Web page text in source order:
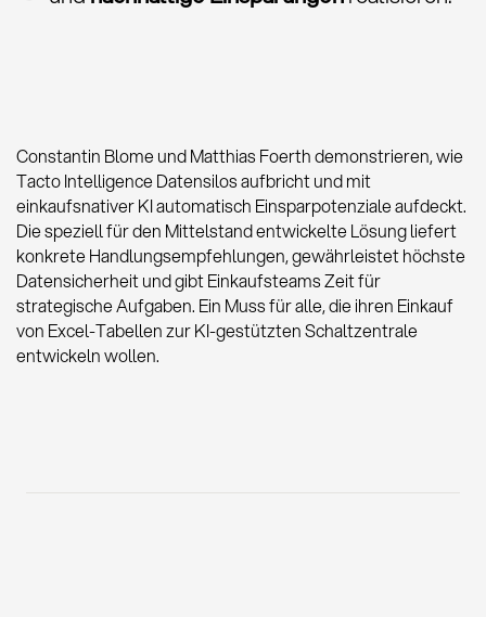
Constantin Blome und Matthias Foerth demonstrieren, wie
Tacto Intelligence Datensilos aufbricht und mit
einkaufsnativer KI automatisch Einsparpotenziale aufdeckt.
Die speziell für den Mittelstand entwickelte Lösung liefert
konkrete Handlungsempfehlungen, gewährleistet höchste
Datensicherheit und gibt Einkaufsteams Zeit für
strategische Aufgaben. Ein Muss für alle, die ihren Einkauf
von Excel-Tabellen zur KI-gestützten Schaltzentrale
entwickeln wollen.